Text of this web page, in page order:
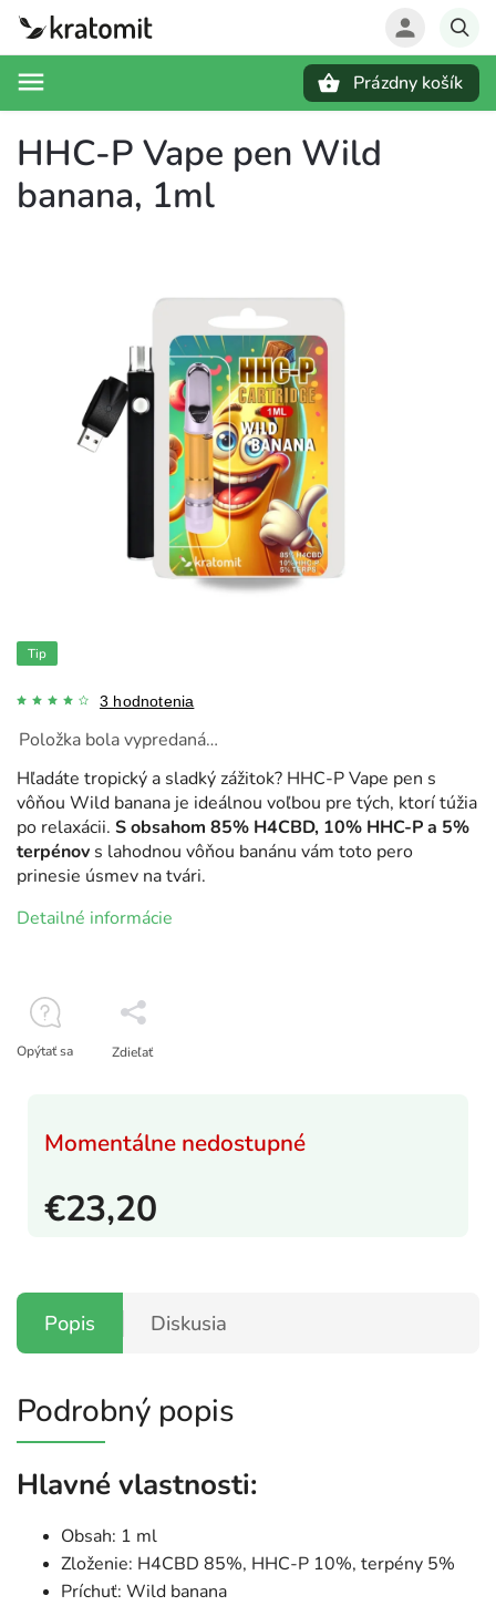
Prázdny košík
HHC-P Vape pen Wild
banana, 1ml
Tip
3 hodnotenia
€23,20
Momentálne nedostupné
Položka bola vypredaná…
Hľadáte tropický a sladký zážitok? HHC-P Vape pen s
vôňou Wild banana je ideálnou voľbou pre tých, ktorí túžia
po relaxácii. S obsahom 85% H4CBD, 10% HHC-P a 5%
terpénov s lahodnou vôňou banánu vám toto pero
prinesie úsmev na tvári.
Detailné informácie
Opýtať sa Zdieľať
Popis Diskusia
Podrobný popis
Hlavné vlastnosti:
Obsah: 1 ml
Zloženie: H4CBD 85%, HHC-P 10%, terpény 5%
Príchuť: Wild banana